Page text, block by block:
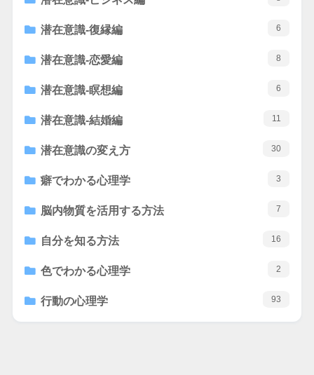
潜在意識-復縁編 6
潜在意識-恋愛編 8
潜在意識-瞑想編 6
潜在意識-結婚編 11
潜在意識の変え方 30
癖でわかる心理学 3
脳内物質を活用する方法 7
自分を知る方法 16
色でわかる心理学 2
行動の心理学 93